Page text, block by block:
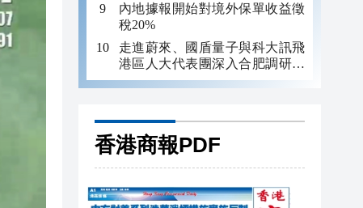
內地據報開始對境外保單收益徵
稅20%
走進蔚來、國盾量子與科大訊飛
港區人大代表團深入合肥調研科
創成果
香港商報PDF